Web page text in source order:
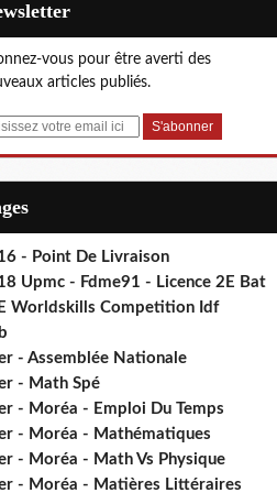
vous pour être averti des
articles publiés.
- Point De Livraison
Upmc - Fdme91 - Licence 2E Bat
Worldskills Competition Idf
- Assemblée Nationale
- Math Spé
- Moréa - Emploi Du Temps
- Moréa - Mathématiques
- Moréa - Math Vs Physique
- Moréa - Matières Littéraires